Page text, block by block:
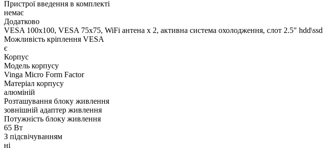
Пристрої введення в комплекті
немає
Додатково
VESA 100x100, VESA 75x75, WiFi антена х 2, активна система охолодження, слот 2.5" hdd\ssd
Можливість кріплення VESA
є
Корпус
Модель корпусу
Vinga Micro Form Factor
Матеріал корпусу
алюміній
Розташування блоку живлення
зовнішній адаптер живлення
Потужність блоку живлення
65 Вт
З підсвічуванням
ні